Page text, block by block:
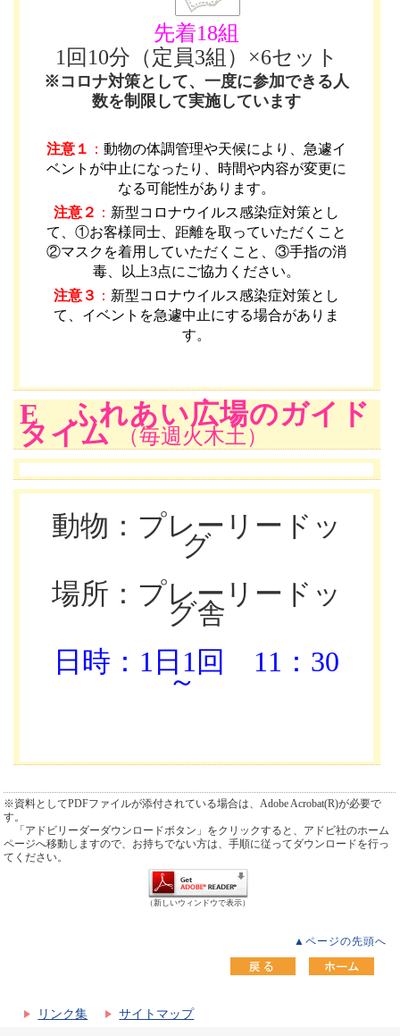
先着18組
1回10分（定員3組）×6セット
※コロナ対策として、一度に参加できる人
数を制限して実施しています
注意１ ：動物の体調管理や天候により、急遽イ
ベントが中止になったり、時間や内容が変更に
なる可能性があります。
注意２ ： 新型コロナウイルス感染症対策とし
て、①お客様同士、距離を取っていただくこと
②マスクを着用していただくこと、③手指の消
毒、以上3点にご協力ください。
注意３ ： 新型コロナウイルス感染症対策とし
て、イベントを急遽中止にする場合がありま
す。
E ふれあい広場のガイド
タイム （毎週火木土）
動物：プレーリードッ
グ
場所：プレーリードッ
グ舎
日時：1日1回
11：30
～
※資料としてPDFファイルが添付されている場合は、Adobe Acrobat(R)が必要で
す。
「アドビリーダーダウンロードボタン」をクリックすると、アドビ社のホーム
ページへ移動しますので、お持ちでない方は、手順に従ってダウンロードを行っ
てください。
（新しいウィンドウで表示）
▲ページの先頭へ
リンク集 サイトマップ